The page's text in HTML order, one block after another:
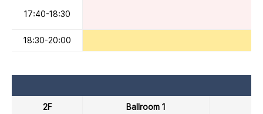
17:40-18:30
18:30-20:00
2F Ballroom 1